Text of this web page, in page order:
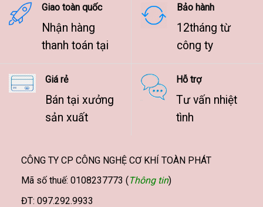
nhiều
biến
có
thể
phẩm
Giao toàn quốc
Nhận hàng
thanh toán tại
Bảo hành
12tháng từ
công ty
Giá rẻ
Bán tại xưởng
sản xuất
Hỗ trợ
Tư vấn nhiệt
tình
CÔNG TY CP CÔNG NGHỆ CƠ KHÍ TOÀN PHÁT
Mã số thuế: 0108237773 ( Thông tin)
ĐT: 097.292.9933